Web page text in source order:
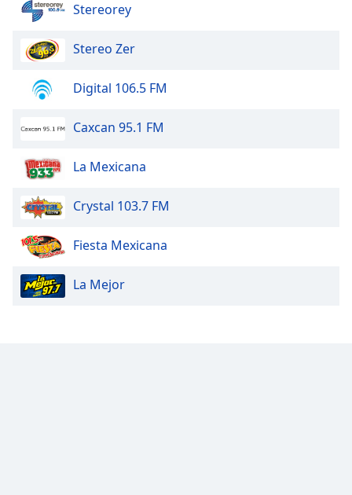
Stereorey
Stereo Zer
Digital 106.5 FM
Caxcan 95.1 FM
La Mexicana
Crystal 103.7 FM
Fiesta Mexicana
La Mejor